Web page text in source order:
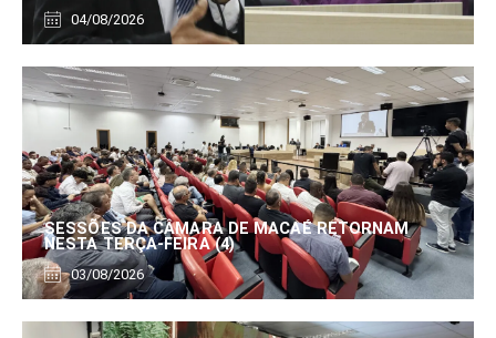
04/08/2026
SESSÕES DA CÂMARA DE MACAÉ RETORNAM
NESTA TERÇA-FEIRA (4)
03/08/2026